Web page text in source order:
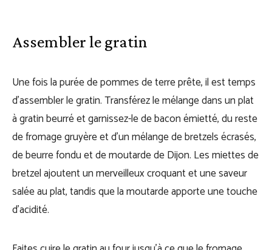
Assembler le gratin
Une fois la purée de pommes de terre prête, il est temps
d’assembler le gratin. Transférez le mélange dans un plat
à gratin beurré et garnissez-le de bacon émietté, du reste
de fromage gruyère et d’un mélange de bretzels écrasés,
de beurre fondu et de moutarde de Dijon. Les miettes de
bretzel ajoutent un merveilleux croquant et une saveur
salée au plat, tandis que la moutarde apporte une touche
d’acidité.